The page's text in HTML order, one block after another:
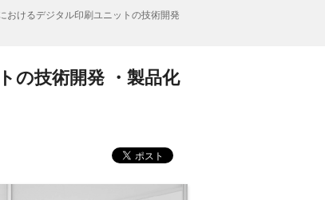
けるデジタル印刷ユニットの技術開発
の技術開発 ・製品化